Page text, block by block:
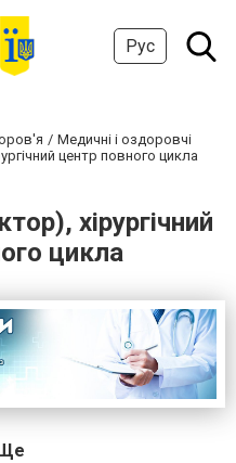
Рус
Медичні і оздоровчі
центр повного цикла
хірургічний
цикла
Ще